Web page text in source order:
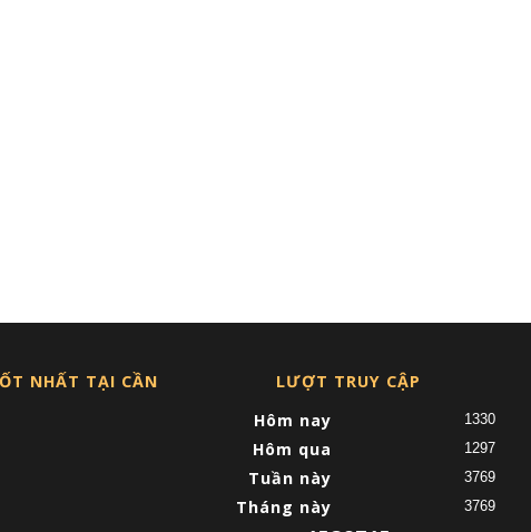
NHẤT TẠI CẦN
LƯỢT TRUY CẬP
Hôm nay
1330
Hôm qua 1297
Tuần này 3769
Tháng này 3769